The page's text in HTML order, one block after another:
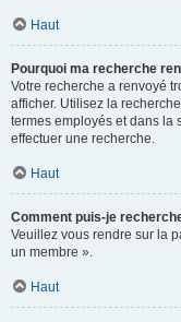
Haut
Pourquoi ma recherche
Votre recherche a renvoyé
afficher. Utilisez la
termes employés et dans la
effectuer une recherche.
Haut
Comment puis-je
Veuillez vous rendre sur la
un membre ».
Haut